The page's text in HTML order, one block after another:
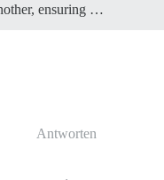
ensuring …
Antworten